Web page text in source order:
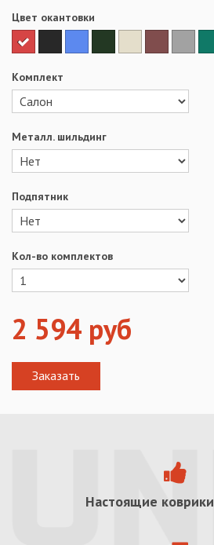
Цвет окантовки
Комплект
Металл. шильдинг
Подпятник
Кол-во комплектов
2 594 руб
Настоящие коврики